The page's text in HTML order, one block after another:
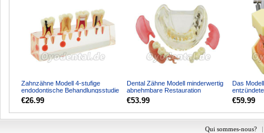
Zahnzähne Modell 4-stufige
endodontische Behandlungsstudie
Unterrichten Sie Mode...
€26.99
Dental Zähne Modell minderwertig
abnehmbare Restauration
Implantatbrücke Demo Mo...
€53.99
Das
4003
€59.99
Qui sommes-nous? |